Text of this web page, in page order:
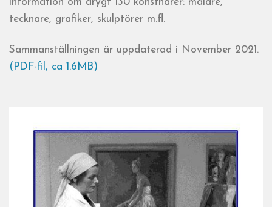
tecknare, grafiker, skulptörer m.fl.
Sammanställningen är uppdaterad i November 2021.
(PDF-fil, ca 1.6MB)